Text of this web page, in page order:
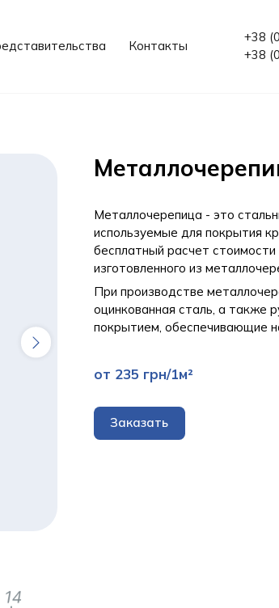
Контакты
+38
+38
Металлочерепица - это
используемые для покрытия
бесплатный расчет
изготовленного из
При производстве
оцинкованная сталь, а также
покрытием, обеспечивающие
от 235 грн/1м²
Заказать